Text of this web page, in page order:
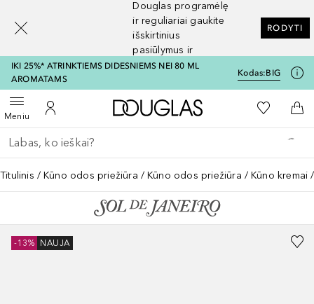
Douglas programėlę
ir reguliariai gaukite
išskirtinius
pasiūlymus ir
nuolaidas
RODYTI
IKI 25%* ATRINKTIEMS DIDESNIEMS NEI 80 ML
AROMATAMS
Kodas:BIG
MeniuAtidaryti meniuĮ mano paskyrą
Į Douglas pagrindinį
Į mano
Į
Grįžk atgal
Vykdykite paiešką
Titulinis Kūno odos priežiūra Kūno odos priežiūra Kūno kremai
NAUJA
-13%
[navigation.slideout.screenreader]